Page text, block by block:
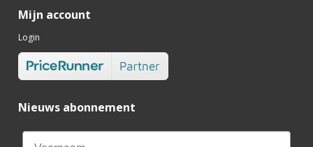
Mijn account
Login
Nieuws abonnement